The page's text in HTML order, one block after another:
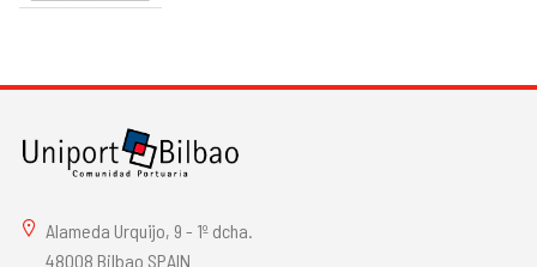
Alameda Urquijo, 9 - 1º dcha.
48008 Bilbao SPAIN